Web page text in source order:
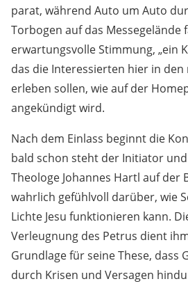
parat, während Auto um Auto
Torbogen auf das Messegelände
erwartungsvolle Stimmung, „ein
das die Interessierten hier in den
erleben sollen, wie auf der
angekündigt wird.
Nach dem Einlass beginnt die
bald schon steht der Initiator
Theologe Johannes Hartl auf der
wahrlich gefühlvoll darüber, wie
Lichte Jesu funktionieren kann.
Verleugnung des Petrus dient
Grundlage für seine These, dass
durch Krisen und Versagen